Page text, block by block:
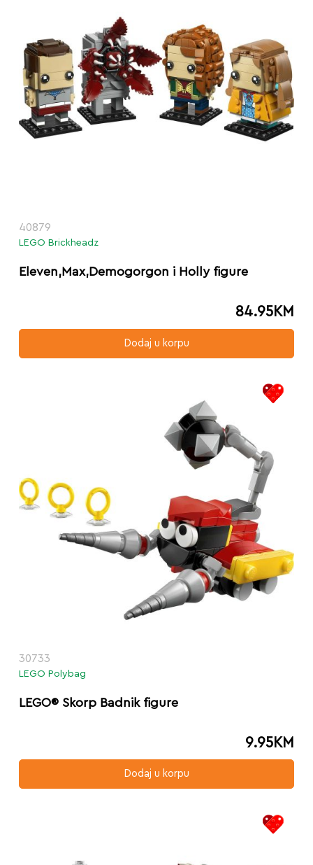
40879
LEGO Brickheadz
Eleven,Max,Demogorgon i Holly figure
84.95KM
Dodaj u korpu
30733
LEGO Polybag
LEGO® Skorp Badnik figure
9.95KM
Dodaj u korpu